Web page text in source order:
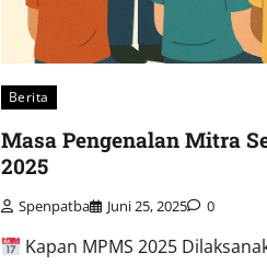
Berita
Masa Pengenalan Mitra
2025
Spenpatba Juni 25, 2025 0
Kapan MPMS 2025